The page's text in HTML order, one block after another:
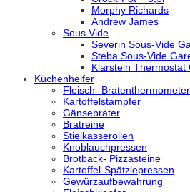
Morphy Richards
Andrew James
Sous Vide
Severin Sous-Vide
Steba Sous-Vide
Klarstein Thermostat
Küchenhelfer
Fleisch- Bratenthermometer
Kartoffelstampfer
Gänsebräter
Bratreine
Stielkasserollen
Knoblauchpressen
Brotback- Pizzasteine
Kartoffel-Spätzlepressen
Gewürzaufbewahrung